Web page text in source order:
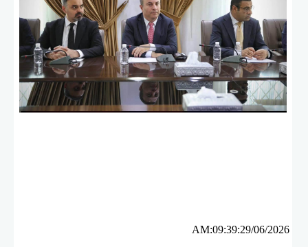
AM:09:39:29/06/2026